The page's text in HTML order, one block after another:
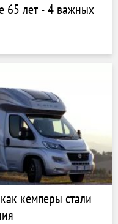
65 лет - 4 важных
кемперы стали